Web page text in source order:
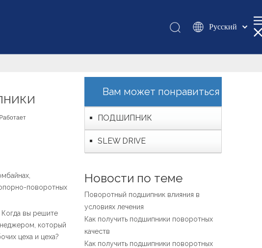
Pусский
românesc
Português
简体中文
Работает
поворотных
вы решите
который
цеха и цеха?
Вам может понравиться
ПОДШИПНИК
SLEW DRIVE
Новости по теме
Поворотный подшипник влияния в
условиях лечения
Как получить подшипники поворотных
качеств
Как получить подшипники поворотных